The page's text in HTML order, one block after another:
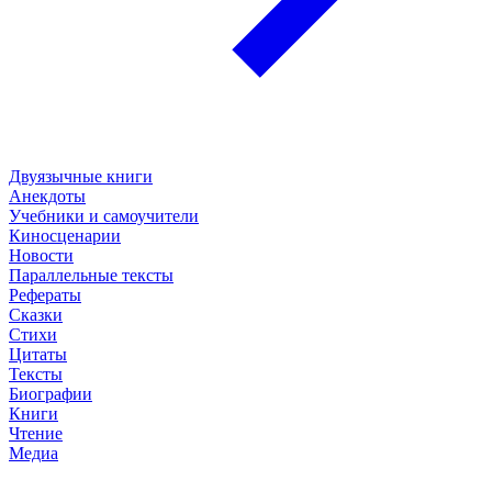
Двуязычные книги
Анекдоты
Учебники и самоучители
Киносценарии
Новости
Параллельные тексты
Рефераты
Сказки
Стихи
Цитаты
Тексты
Биографии
Книги
Чтение
Медиа